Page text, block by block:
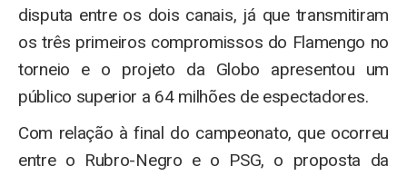
disputa entre os dois canais, já que transmitiram
os três primeiros compromissos do Flamengo no
torneio e o projeto da Globo apresentou um
público superior a 64 milhões de espectadores.
Com relação à final do campeonato, que ocorreu
entre o Rubro-Negro e o PSG, o proposta da